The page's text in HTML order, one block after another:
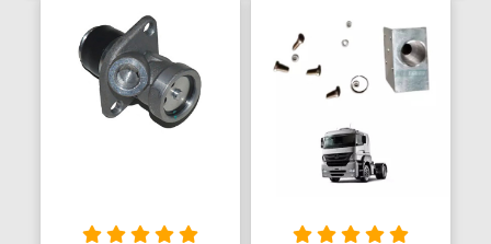
Alarmes para Motos
Algemas
Algemas Policiais